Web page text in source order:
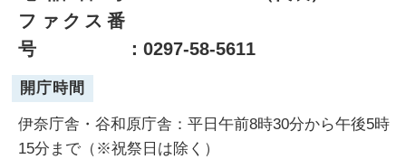
ファクス番
号
：0297-58-5611
開庁時間
伊奈庁舎・谷和原庁舎：平日午前8時30分から午後5時
15分まで（※祝祭日は除く）